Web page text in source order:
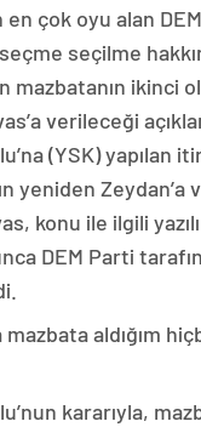
çok oyu alan
seçilme
mazbatanın ikinci
verileceği
(YSK) yapılan
yeniden Zeydan’a
konu ile ilgili
DEM Parti
aldığım
kararıyla,